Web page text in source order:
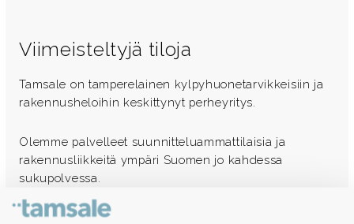
Viimeisteltyjä tiloja
Tamsale on tamperelainen kylpyhuonetarvikkeisiin ja
rakennusheloihin keskittynyt perheyritys.
Olemme palvelleet suunnitteluammattilaisia ja
rakennusliikkeitä ympäri Suomen jo kahdessa
sukupolvessa.
Ota yhteyttä - autamme mielellämme